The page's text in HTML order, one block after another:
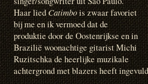
Haar liedCatimbois zwaar favoriet
bij me en ik vermoed dat de
produktie door de Oostenrijkse en in
Brazilië woonachtige gitarist Michi
Ruzitschka de heerlijke muzikale
achtergrond met blazers heeft